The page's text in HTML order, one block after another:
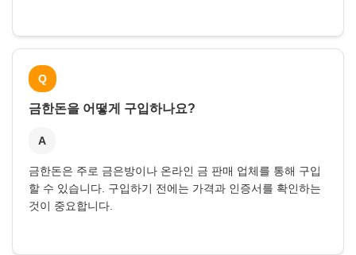
Q
금한돈을 어떻게 구입하나요?
A
금한돈은 주로 금은방이나 온라인 금 판매 업체를 통해 구입
할 수 있습니다. 구입하기 전에는 가격과 인증서를 확인하는
것이 중요합니다.